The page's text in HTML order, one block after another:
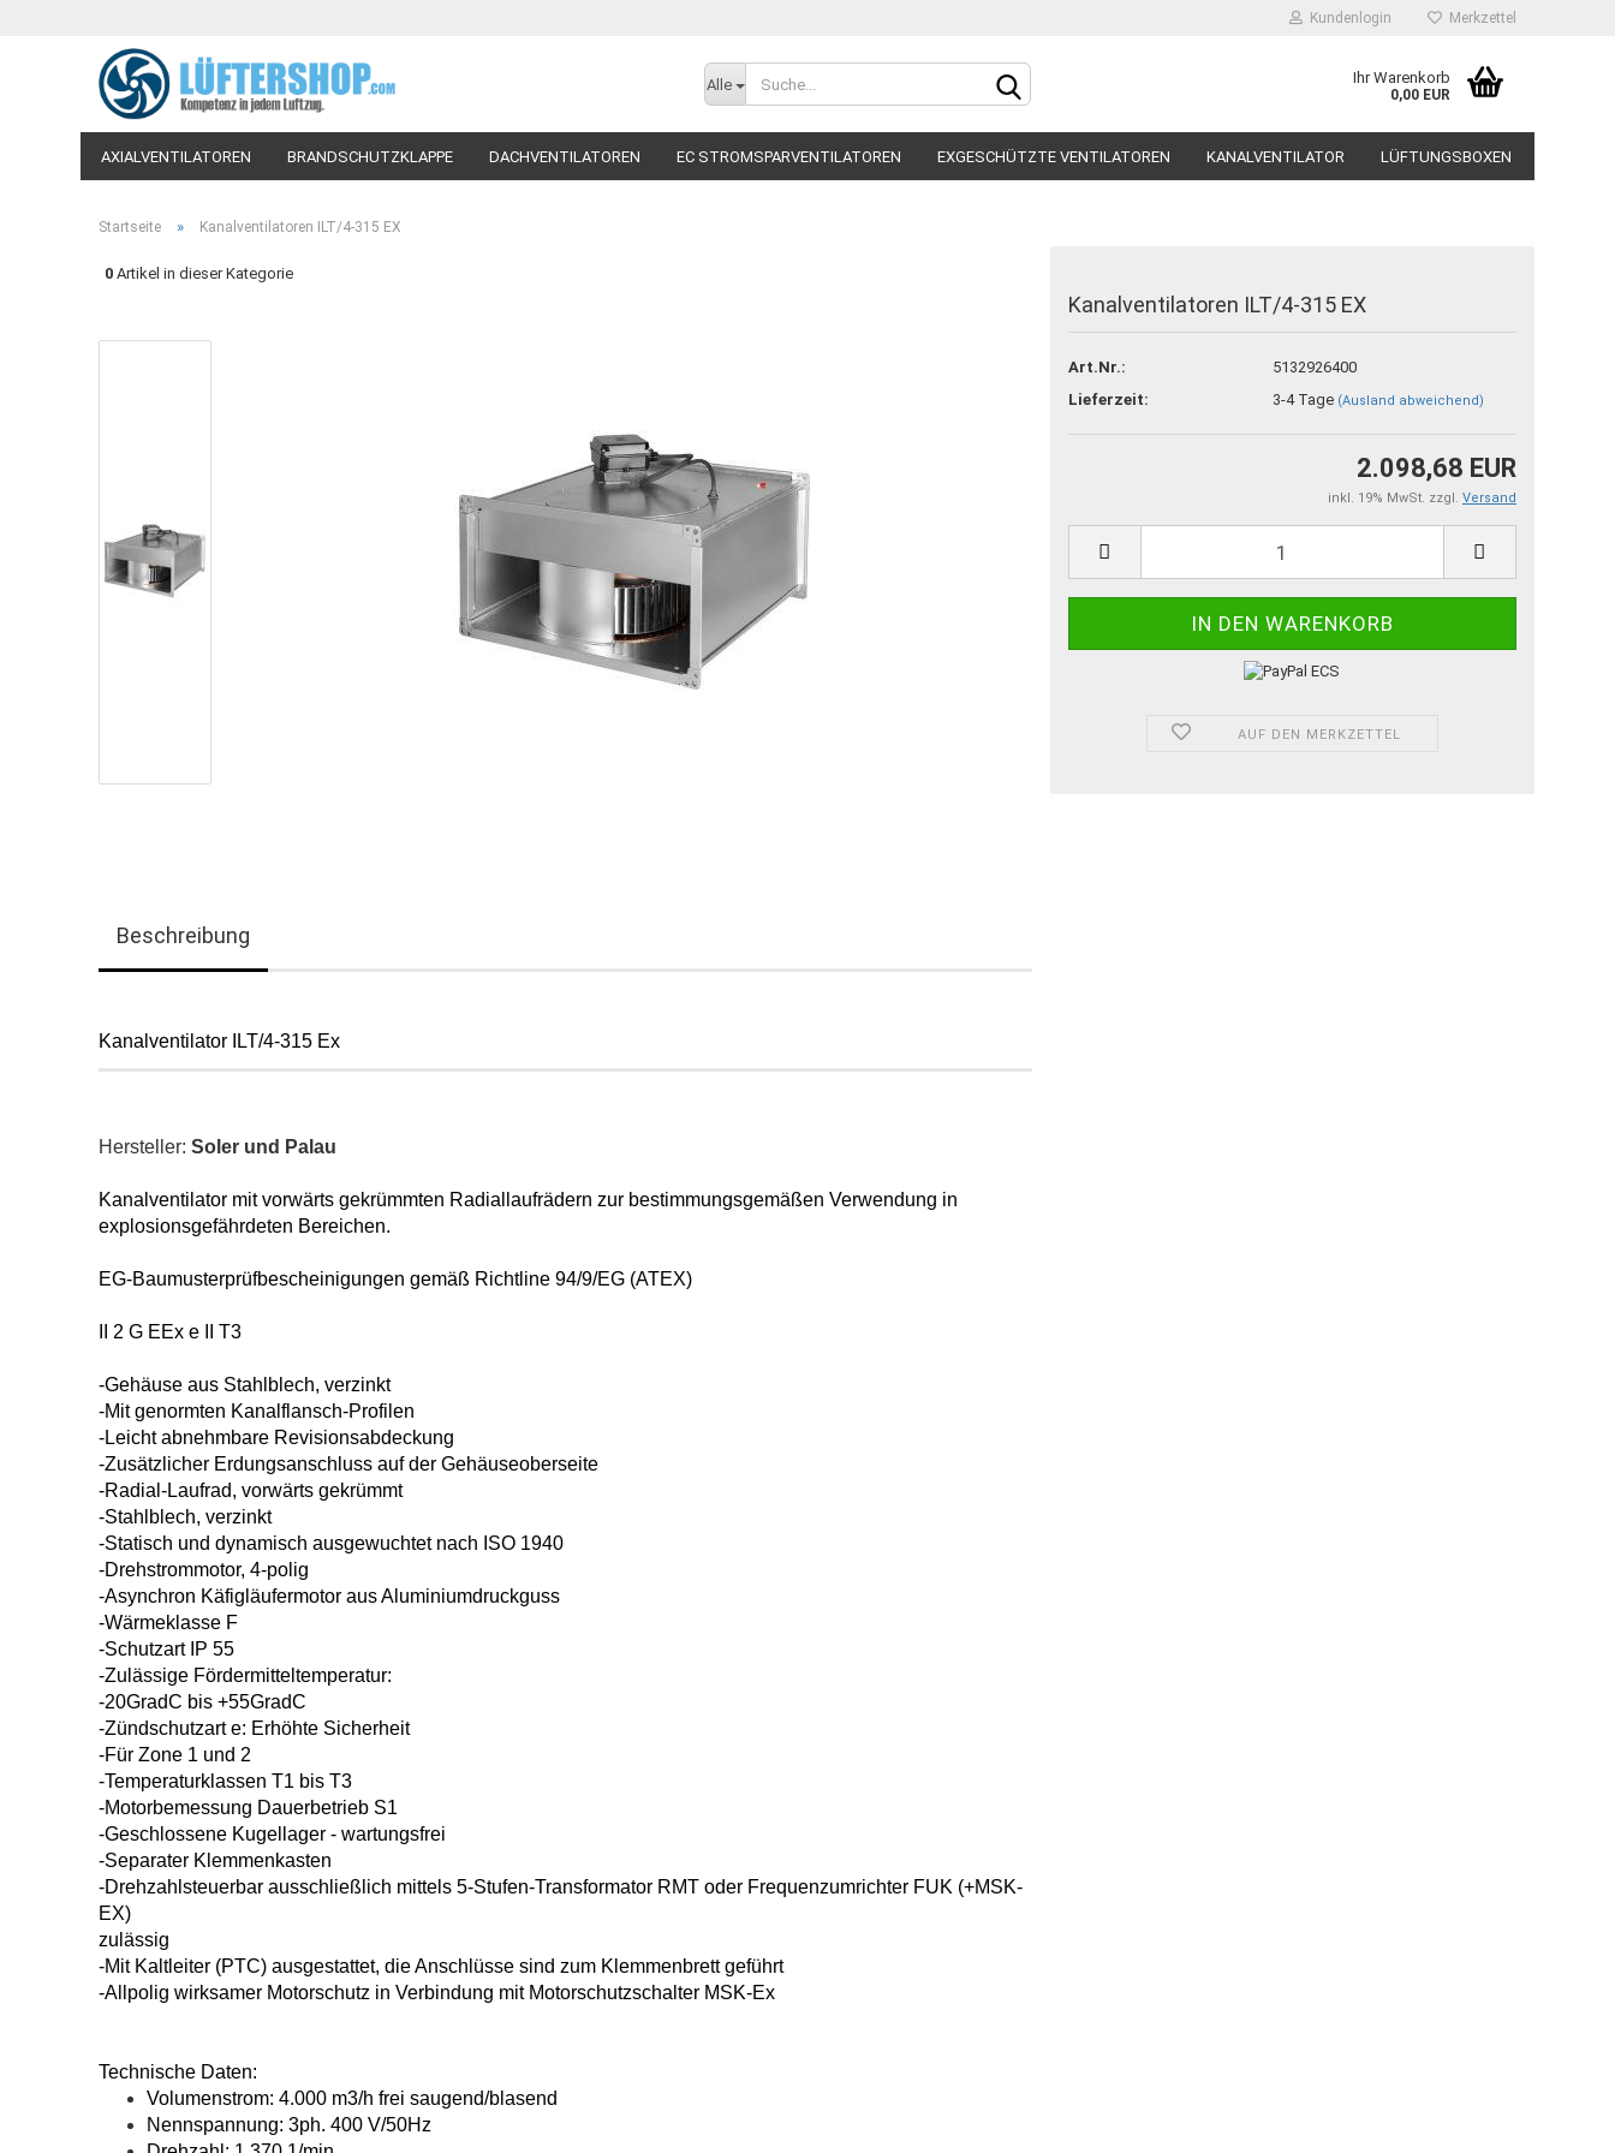
Kundenlogin Merkzettel
Alle Ihr Warenkorb
0,00 EUR
AXIALVENTILATOREN BRANDSCHUTZKLAPPE DACHVENTILATOREN EC STROMSPARVENTILATOREN EXGESCHÜTZTE VENTILATOREN KANALVENTILATOR LÜFTUNGSBOXEN
Startseite » Kanalventilatoren ILT/4-315 EX
0 Artikel in dieser Kategorie
Kanalventilatoren ILT/4-315 EX
Art.Nr.:
5132926400
Lieferzeit:
3-4 Tage (Ausland abweichend)
2.098,68 EUR
inkl. 19% MwSt. zzgl. Versand
AUF DEN MERKZETTEL
Beschreibung
Kanalventilator ILT/4-315 Ex
Hersteller: Soler und Palau
Kanalventilator mit vorwärts gekrümmten Radiallaufrädern zur bestimmungsgemäßen Verwendung in
explosionsgefährdeten Bereichen.
EG-Baumusterprüfbescheinigungen gemäß Richtline 94/9/EG (ATEX)
II 2 G EEx e II T3
-Gehäuse aus Stahlblech, verzinkt
-Mit genormten Kanalflansch-Profilen
-Leicht abnehmbare Revisionsabdeckung
-Zusätzlicher Erdungsanschluss auf der Gehäuseoberseite
-Radial-Laufrad, vorwärts gekrümmt
-Stahlblech, verzinkt
-Statisch und dynamisch ausgewuchtet nach ISO 1940
-Drehstrommotor, 4-polig
-Asynchron Käfigläufermotor ausAluminiumdruckguss
-Wärmeklasse F
-Schutzart IP 55
-Zulässige Fördermitteltemperatur:
-20GradC bis +55GradC
-Zündschutzart e: Erhöhte Sicherheit
-Für Zone 1 und 2
-Temperaturklassen T1 bis T3
-Motorbemessung Dauerbetrieb S1
-Geschlossene Kugellager - wartungsfrei
-Separater Klemmenkasten
-Drehzahlsteuerbar ausschließlich mittels 5-Stufen-Transformator RMT oder Frequenzumrichter FUK (+MSK-
EX)
zulässig
-Mit Kaltleiter (PTC) ausgestattet, dieAnschlüsse sind zum Klemmenbrettgeführt
-Allpolig wirksamer Motorschutz in Verbindung mit Motorschutzschalter MSK-Ex
Technische Daten:
Volumenstrom: 4.000 m3/h frei saugend/blasend
Nennspannung: 3ph. 400 V/50Hz